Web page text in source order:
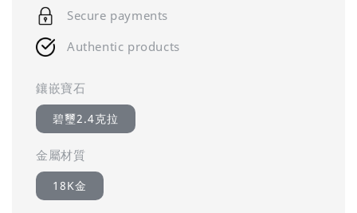
Secure payments
Authentic products
鑲嵌寶石
碧璽2.4克拉
金屬材質
18K金